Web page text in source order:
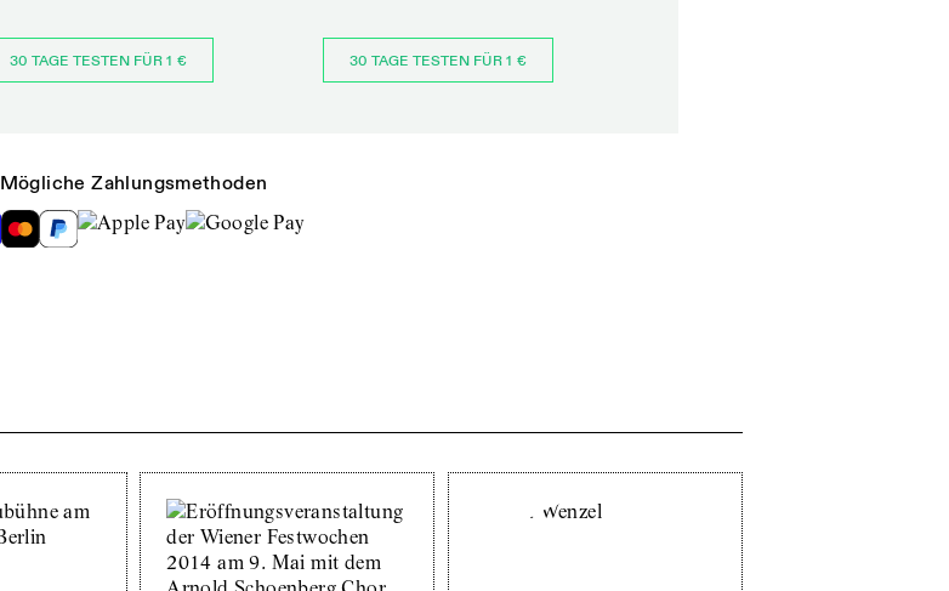
30 TAGE TESTEN FÜR 1 € 30 TAGE TESTEN FÜR 1 €
Mögliche Zahlungsmethoden